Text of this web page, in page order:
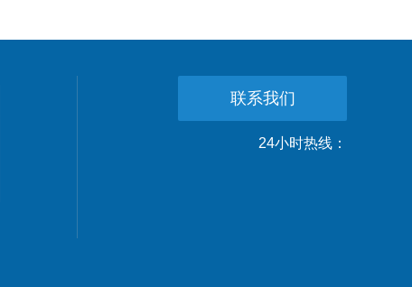
联系我们
24小时热线：